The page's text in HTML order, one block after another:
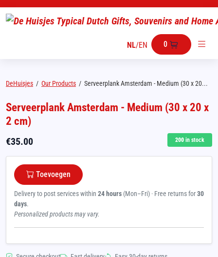
NL/EN 0
DeHuisjes / Our Products / Serveerplank Amsterdam - Medium (30 x 20...
Serveerplank Amsterdam - Medium (30 x 20 x
2 cm)
€35.00 200 in stock
Toevoegen
Delivery to post services within 24 hours (Mon–Fri) · Free returns for30
days.
Personalized products may vary.